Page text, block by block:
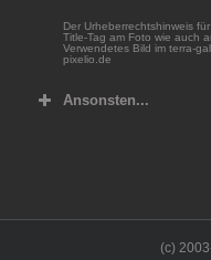
Der Urheberrechtshinweis
Title-Tag am Foto wie auch
Verwendetes Bild im terra-
pixelio.de
Ansonsten...
(c)